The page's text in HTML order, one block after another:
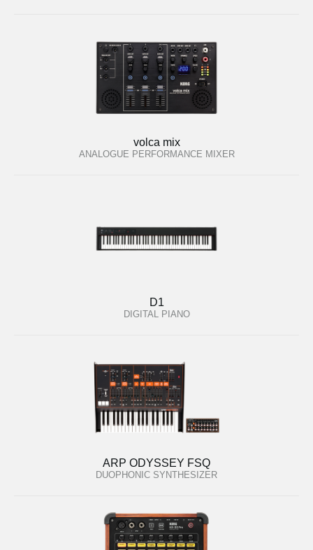
volca mix
ANALOGUE PERFORMANCE MIXER
D1
DIGITAL PIANO
ARP ODYSSEY FSQ
DUOPHONIC SYNTHESIZER